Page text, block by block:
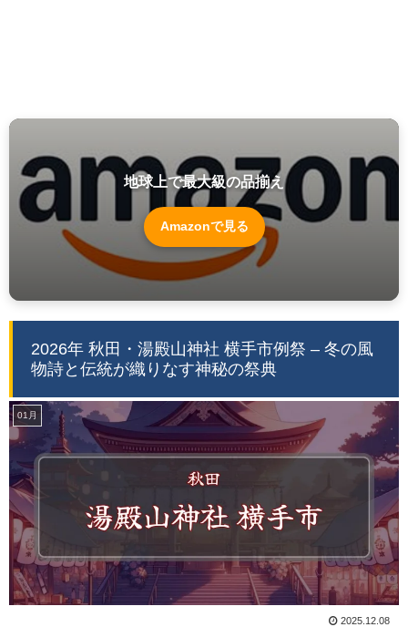
地球上で最大級の品揃え
Amazonで見る
2026年 秋田・湯殿山神社 横手市例祭 – 冬の風
物詩と伝統が織りなす神秘の祭典
01月
2025.12.08